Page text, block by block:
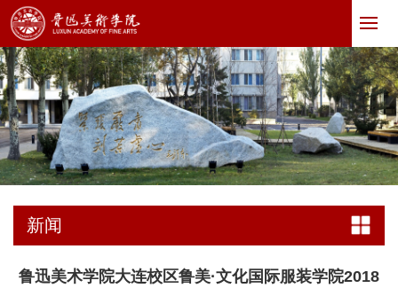
新闻
鲁迅美术学院大连校区鲁美·文化国际服装学院2018